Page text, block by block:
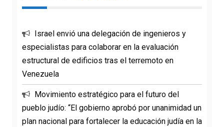
Israel envió una delegación de ingenieros y
especialistas para colaborar en la evaluación
estructural de edificios tras el terremoto en
Venezuela
Movimiento estratégico para el futuro del
pueblo judío: “El gobierno aprobó por unanimidad un
plan nacional para fortalecer la educación judía en la